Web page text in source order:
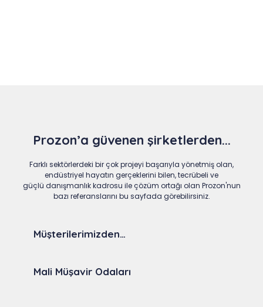
Prozon’a güvenen şirketlerden...
Farklı sektörlerdeki bir çok projeyi başarıyla yönetmiş olan,
endüstriyel hayatın gerçeklerini bilen, tecrübeli ve
güçlü danışmanlık kadrosu ile çözüm ortağı olan Prozon'nun
bazı referanslarını bu sayfada görebilirsiniz.
Müşterilerimizden…
Mali Müşavir Odaları